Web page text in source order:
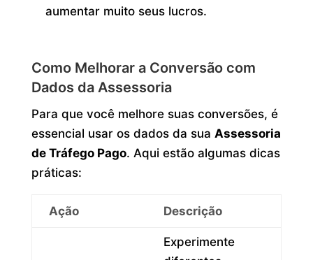
aumentar muito seus lucros.
Como Melhorar a Conversão com
Dados da Assessoria
Para que você melhore suas conversões, é
essencial usar os dados da sua Assessoria
de Tráfego Pago. Aqui estão algumas dicas
práticas:
Ação Descrição
Experimente